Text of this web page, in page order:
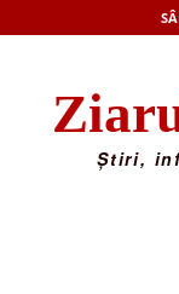
Știri,